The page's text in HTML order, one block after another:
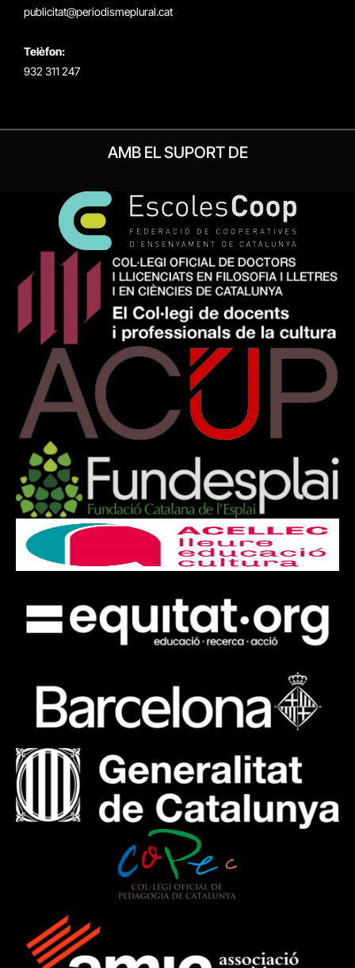
publicitat@periodismeplural.cat
Telèfon:
932 311 247
AMB EL SUPORT DE